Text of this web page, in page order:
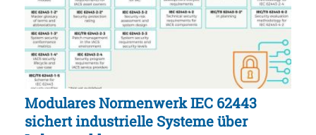
Modulares Normenwerk IEC 62443
sichert industrielle Systeme über